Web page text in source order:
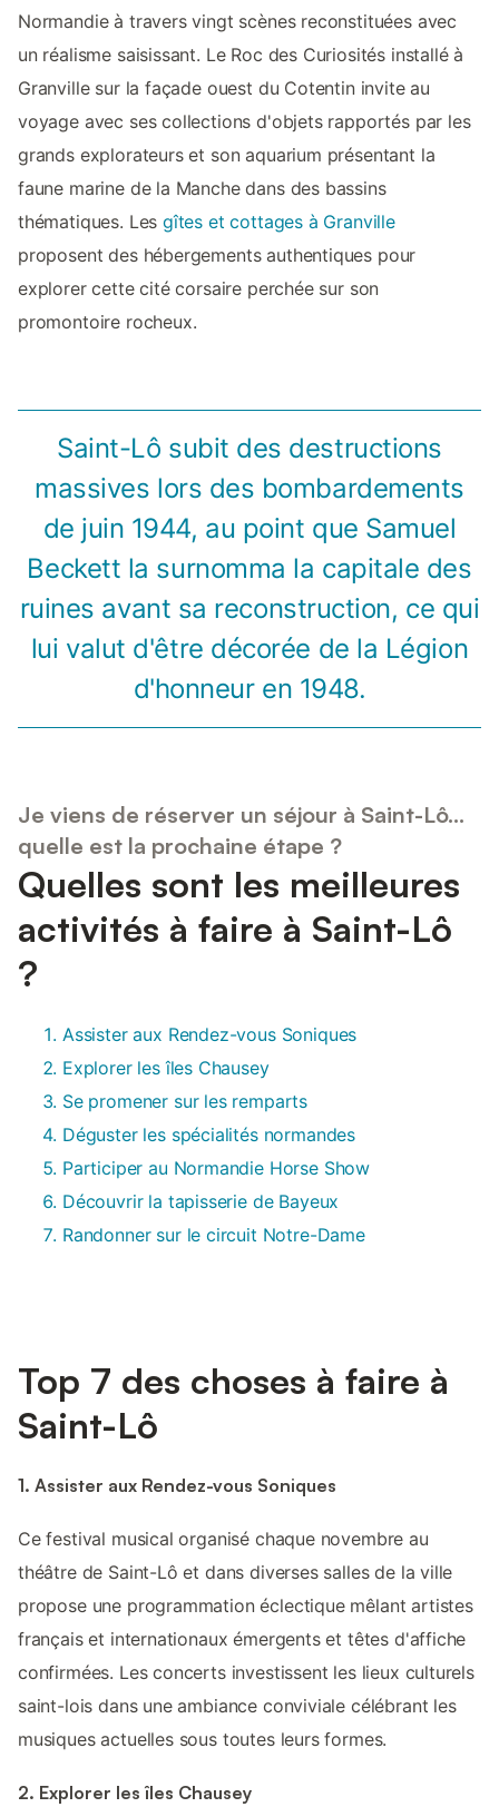
Normandie à travers vingt scènes reconstituées avec
un réalisme saisissant. Le Roc des Curiosités installé à
Granville sur la façade ouest du Cotentin invite au
voyage avec ses collections d'objets rapportés par les
grands explorateurs et son aquarium présentant la
faune marine de la Manche dans des bassins
thématiques. Lesgîtes et cottages à Granville
proposent des hébergements authentiques pour
explorer cette cité corsaire perchée sur son
promontoire rocheux.
Saint-Lô subit des destructions
massives lors des bombardements
de juin 1944, au point que Samuel
Beckett la surnomma la capitale des
ruines avant sa reconstruction, ce qui
lui valut d'être décorée de la Légion
d'honneur en 1948.
Je viens de réserver un séjour à Saint-Lô...
quelle est la prochaine étape ?
Quelles sont les meilleures
activités à faire à Saint-Lô
?
Assister aux Rendez-vous Soniques
Explorer les îles Chausey
Se promener sur les remparts
Déguster les spécialités normandes
Participer au Normandie Horse Show
Découvrir la tapisserie de Bayeux
Randonner sur le circuit Notre-Dame
Top 7 des choses à faire à
Saint-Lô
1. Assister aux Rendez-vous Soniques
Ce festival musical organisé chaque novembre au
théâtre de Saint-Lô et dans diverses salles de la ville
propose une programmation éclectique mêlant artistes
français et internationaux émergents et têtes d'affiche
confirmées. Les concerts investissent les lieux culturels
saint-lois dans une ambiance conviviale célébrant les
musiques actuelles sous toutes leurs formes.
2. Explorer les îles Chausey